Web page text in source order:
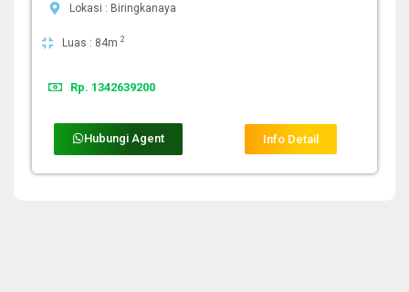
Lokasi : Biringkanaya
Luas : 84m 2
Rp. 1342639200
Hubungi Agent Info Detail